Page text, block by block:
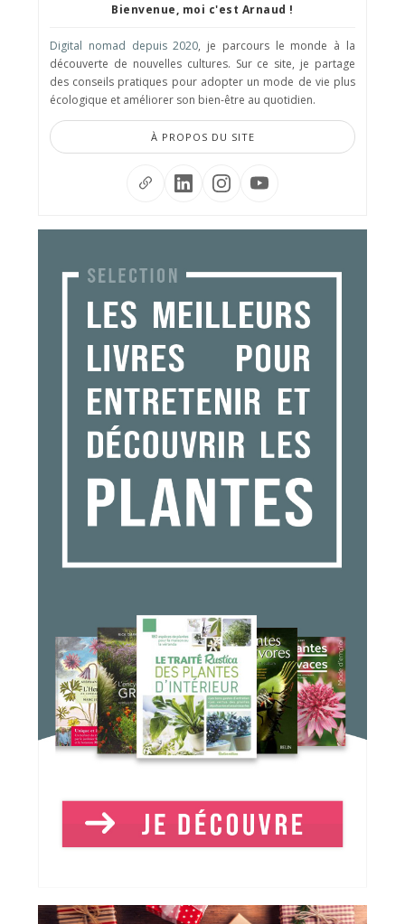
Bienvenue, moi c'est Arnaud !
Digital nomad depuis 2020, je parcours le monde à la
découverte de nouvelles cultures. Sur ce site, je partage
des conseils pratiques pour adopter un mode de vie plus
écologique et améliorer son bien-être au quotidien.
À PROPOS DU SITE